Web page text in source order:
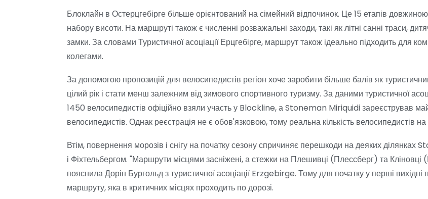
Блоклайн в Остерцгебірге більше орієнтований на сімейний відпочинок. Це 15 етапів
набору висоти. На маршруті також є численні розважальні заходи, такі як літні санні траси,
замки. За словами Туристичної асоціації Ерцгебірге, маршрут також ідеально підходить для
колегами.
За допомогою пропозицій для велосипедистів регіон хоче заробити більше балів як
цілий рік і стати менш залежним від зимового спортивного туризму. За даними туристичної
1450 велосипедистів офіційно взяли участь у Blockline, а Stoneman Miriquidi зареєстрував
велосипедистів. Однак реєстрація не є обов'язковою, тому реальна кількість велосипедистів
Втім, повернення морозів і снігу на початку сезону спричиняє перешкоди на деяких
і Фіхтельбергом. "Маршрути місцями засніжені, а стежки на Плешивці (Плессберг) та Кліновці
пояснила Дорін Бургольд з туристичної асоціації Erzgebirge. Тому для початку у перші вихідні
маршруту, яка в критичних місцях проходить по дорозі.